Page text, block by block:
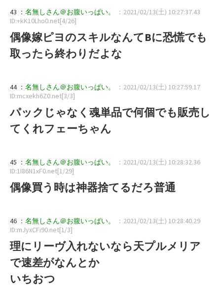
43 ： 名無しさん＠お腹いっぱい。
：2021/02/13(土) 10:27:37.43
ID:+kK10Lho0.net[4/26]
偶像嫁ピヨのスキルなんてBに恐慌でも
取ったら終わりだよな
44 ： 名無しさん＠お腹いっぱい。
：2021/02/13(土) 10:27:59.17
ID:mcxekh6Z0.net[3/3]
パックじゃなく魂単品で何個でも販売し
てくれフェーちゃん
45 ： 名無しさん＠お腹いっぱい。
：2021/02/13(土) 10:28:32.36
ID:1I86N1xF0.net[1/29]
偶像買う時は神器捨てるだろ普通
46 ： 名無しさん＠お腹いっぱい。
：2021/02/13(土) 10:28:40.29
ID:mJyxCFi90.net[1/3]
理にリーヴ入れないなら天プルメリア
で速差がなんとか
いちおつ